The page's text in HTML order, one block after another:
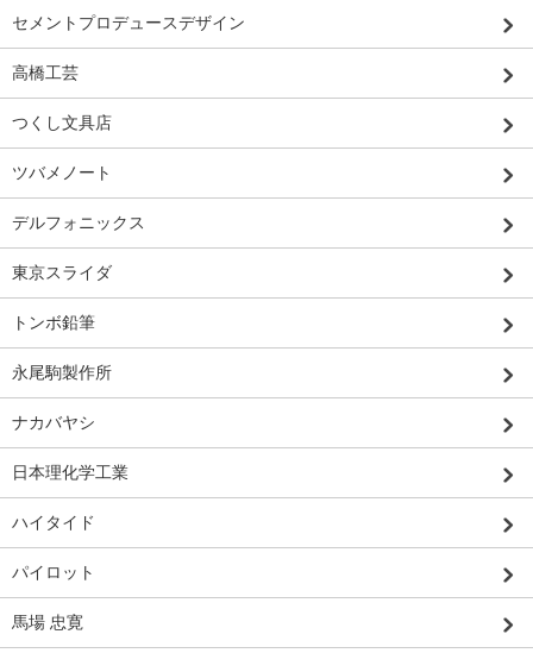
セメントプロデュースデザイン
高橋工芸
つくし文具店
ツバメノート
デルフォニックス
東京スライダ
トンボ鉛筆
永尾駒製作所
ナカバヤシ
日本理化学工業
ハイタイド
パイロット
馬場 忠寛